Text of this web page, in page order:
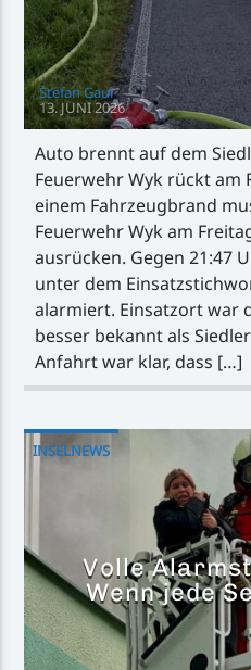
Stefan Gaul
13. JUNI 2026
Auto brennt auf dem
Feuerwehr Wyk rückt am
einem Fahrzeugbrand
Feuerwehr Wyk am
ausrücken. Gegen 21:47
unter dem
alarmiert. Einsatzort war
besser bekannt als
Anfahrt war klar, dass […]
INSELNEWS
Volle
Wenn jede